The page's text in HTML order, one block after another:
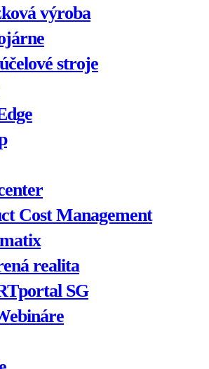
výroba
stroje
Cost Management
realita
SG